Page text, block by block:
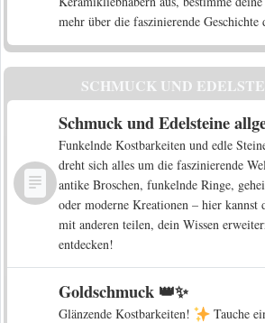
mehr über die faszinierende
SCHMUCK UND
Schmuck und Edelsteine
Funkelnde Kostbarkeiten und edle
dreht sich alles um die faszinierende
antike Broschen, funkelnde Ringe,
oder moderne Kreationen – hier kannst
mit anderen teilen, dein Wissen
entdecken!
Goldschmuck 👑✨
Glänzende Kostbarkeiten!
Tauche